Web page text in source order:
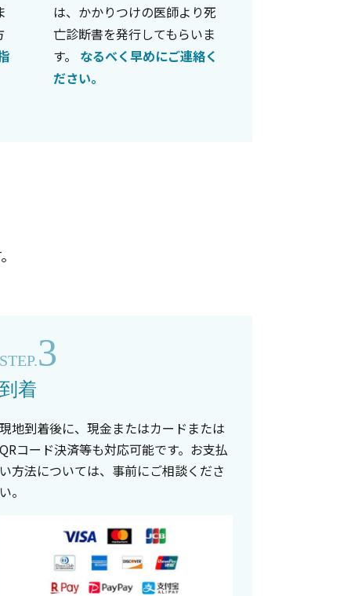
は、かかりつけの医師より死
亡診断書を発行してもらいま
す。 なるべく早めにご連絡く
ださい。
STEP.3
到着
現地到着後に、現金またはカードまたは
QRコード決済等も対応可能です。お支払
い方法については、事前にご相談くださ
い。